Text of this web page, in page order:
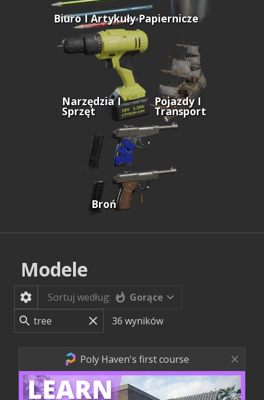
Biuro I Artykuły Papiernicze
Narzędzia I
Sprzęt
Pojazdy I
Transport
Broń
Modele
Sortuj według:
Gorące
36 wyników
Poly Haven's first course